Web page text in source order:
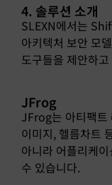
4. 솔루션 소개
SLEXN에서는
아키텍처 보안 모
도구들을 제안하
JFrog
JFrog는 아티팩트
이미지, 헬름차트
아니라 어플리케
수 있습니다.